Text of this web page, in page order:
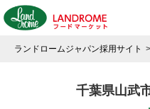
ランドロームジャパン採用サイト
千葉県山武